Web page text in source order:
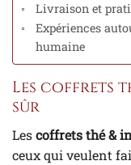
Livraison et
Expériences
humaine
Les coffrets
sûr
Lescoffrets thé &
ceux qui veulent